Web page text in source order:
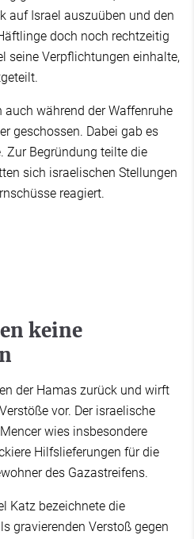
auf Israel auszuüben und den
doch noch rechtzeitig
seine Verpflichtungen einhalte,
auch während der Waffenruhe
geschossen. Dabei gab es
Zur Begründung teilte die
sich israelischen Stellungen
reagiert.
keine
der Hamas zurück und wirft
vor. Der israelische
wies insbesondere
Hilfslieferungen für die
des Gazastreifens.
Katz bezeichnete die
gravierenden Verstoß gegen